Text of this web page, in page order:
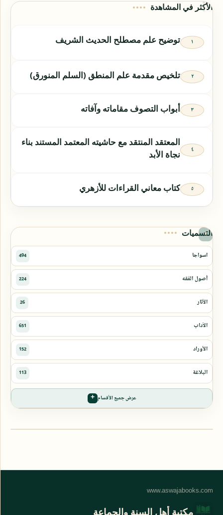
الأكثر في المشاهدة
توضيح علم مصطلح الحديث الشريف
تلخيص مقدمة علم المنطق (السلم المنورق)
أبواب التصوف مقاماته وآفاته
المعتقد المنتقد مع حاشيته المعتمد المستند بناء
نجاة الأبد
كتاب معاني القراءات للأزهري
التسميات
عرض جميع الأقسام
مكتبة أهل السنة والجماعة